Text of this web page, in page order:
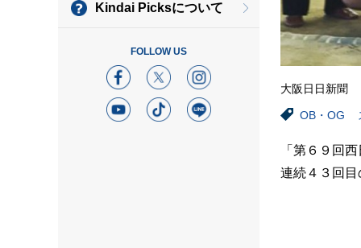
大阪日日新聞
OB・OG
「第６９回
連続４３回
Kindai Picksについて
FOLLOW US